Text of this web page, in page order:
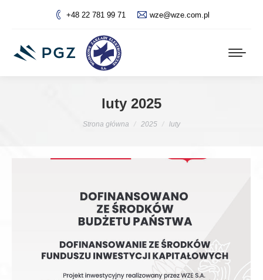
+48 22 781 99 71 wze@wze.com.pl
luty 2025
Jesteś tutaj:
Strona główna 2025 luty